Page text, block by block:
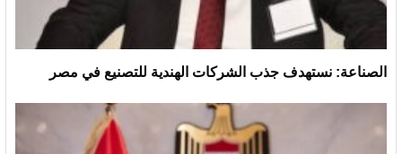
الصناعة: نستهدف جذب الشركات الهندية للتصنيع في مصر